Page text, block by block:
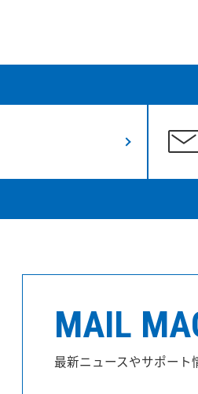
MAIL
最新ニュースやサポー